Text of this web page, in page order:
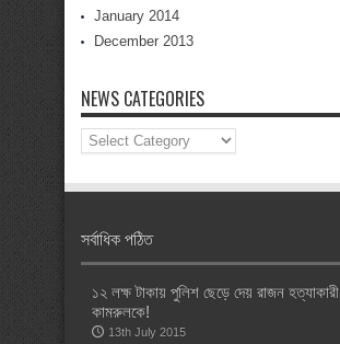
January 2014
December 2013
NEWS CATEGORIES
News
Categories
সর্বাধিক পঠিত
১২ লক্ষ টাকায় পুলিশ ছেড়ে দেয় রাজন হত্যাকারী
কামরুলকে!
13th July 2015